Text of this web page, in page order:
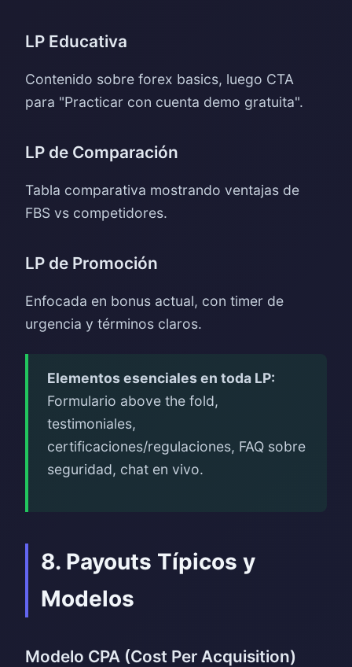
LP Educativa
Contenido sobre forex basics, luego CTA
para "Practicar con cuenta demo gratuita".
LP de Comparación
Tabla comparativa mostrando ventajas de
FBS vs competidores.
LP de Promoción
Enfocada en bonus actual, con timer de
urgencia y términos claros.
Elementos esenciales en toda LP:
Formulario above the fold,
testimoniales,
certificaciones/regulaciones, FAQ sobre
seguridad, chat en vivo.
8. Payouts Típicos y
Modelos
Modelo CPA (Cost Per Acquisition)